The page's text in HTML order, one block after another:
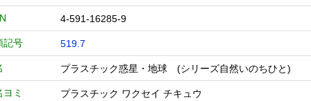
4-591-16285-9
記号 519.7
プラスチック惑星・地球 (シリーズ自然いのちひ
ヨミ プラスチック ワクセイ チキュウ